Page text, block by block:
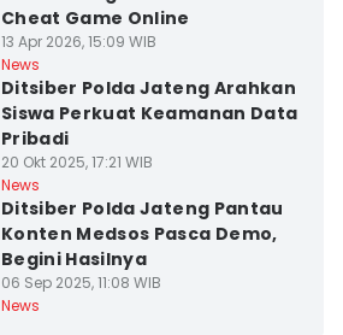
Cheat Game Online
13 Apr 2026, 15:09 WIB
News
Ditsiber Polda Jateng Arahkan
Siswa Perkuat Keamanan Data
Pribadi
20 Okt 2025, 17:21 WIB
News
Ditsiber Polda Jateng Pantau
Konten Medsos Pasca Demo,
Begini Hasilnya
06 Sep 2025, 11:08 WIB
News